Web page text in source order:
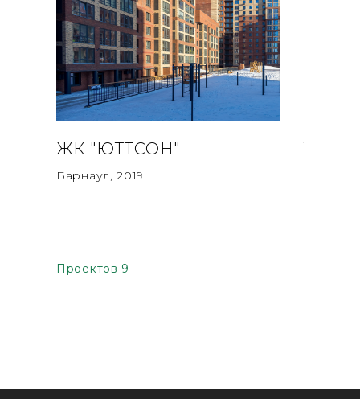
ЖК "ЮТТСОН"
Барнаул, 2019
Проектов 9